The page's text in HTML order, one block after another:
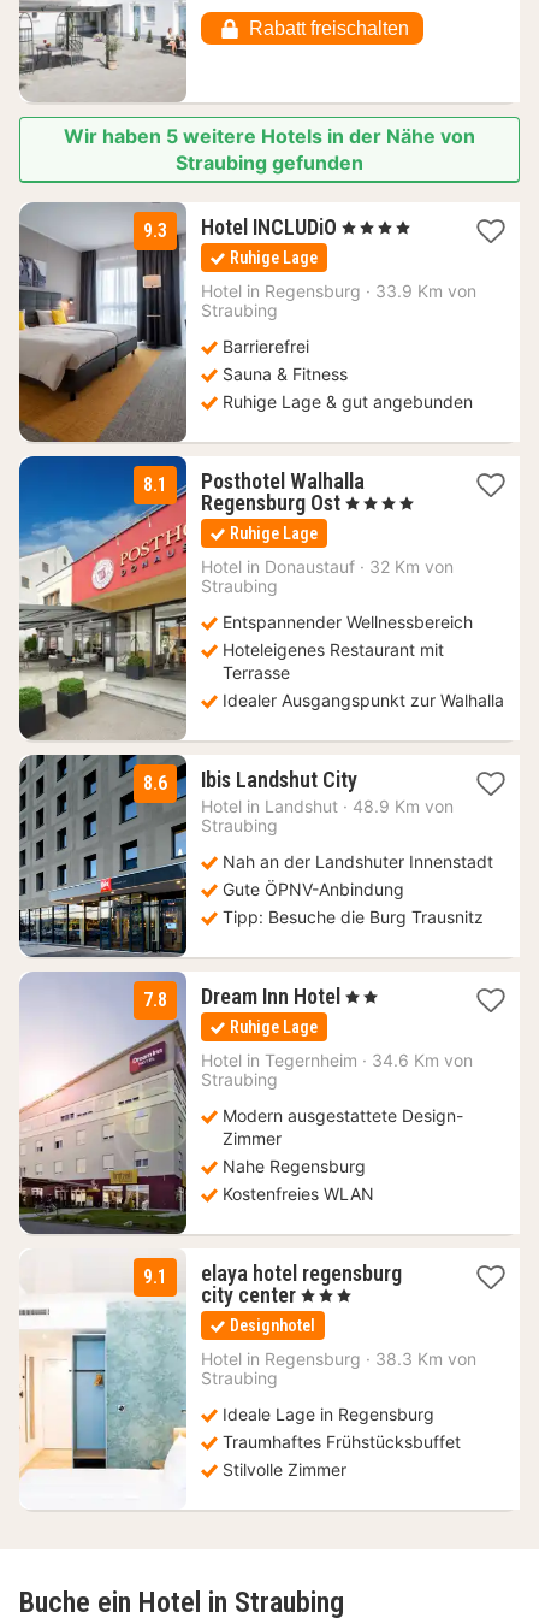
€
Rabatt freischalten
Wir haben 5 weitere Hotels in der Nähe von
Straubing gefunden
9.3 Hotel INCLUDiO 2
85
, 4 Sterne
Ruhige Lage
Hotel in Regensburg · 33.9 Km von
Straubing
Barrierefrei
Sauna & Fitness
Ruhige Lage & gut angebunden
8.1
Posthotel Walhalla
Regensburg Ost 1
69
, 4 Sterne
Ruhige Lage
Hotel in Donaustauf · 32 Km von
Straubing
Entspannender Wellnessbereich
Hoteleigenes Restaurant mit
Terrasse
Idealer Ausgangspunkt zur Walhalla
8.6 Ibis Landshut City1
Nacht
€
Hotel in Landshut · 48.9 Km von
Straubing
Nah an der Landshuter Innenstadt
Gute ÖPNV-Anbindung
Tipp: Besuche die Burg Trausnitz
7.8 Dream Inn Hotel 1
61
, 2 Sterne
Ruhige Lage
Hotel in Tegernheim · 34.6 Km von
Straubing
Modern ausgestattete Design-
Zimmer
Nahe Regensburg
Kostenfreies WLAN
9.1
elaya hotel regensburg
city center 1
Nacht
ab
75
, 3 Sterne
Designhotel
Hotel in Regensburg · 38.3 Km von
Straubing
Ideale Lage in Regensburg
Traumhaftes Frühstücksbuffet
Stilvolle Zimmer
Buche ein Hotel in Straubing